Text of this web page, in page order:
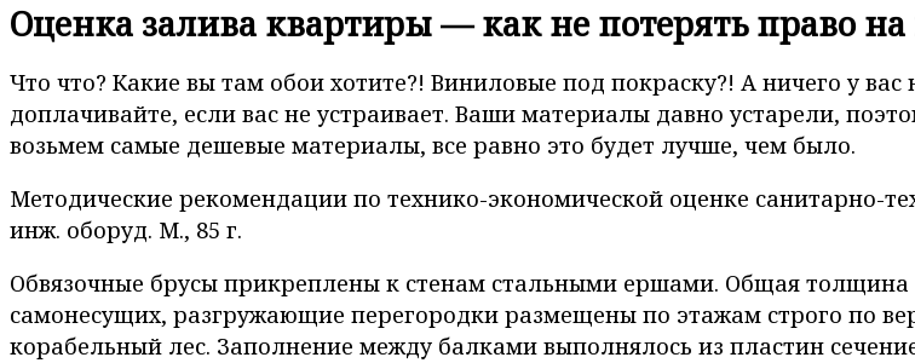
Оценка залива квартиры — как не потерять право
Что что? Какие вы там обои хотите?! Виниловые под покраску?! А ничего у
доплачивайте, если вас не устраивает. Ваши материалы давно устарели,
возьмем самые дешевые материалы, все равно это будет лучше, чем было.
Методические рекомендации по технико-экономической оценке санитарно-
инж. оборуд. М., 85 г.
Обвязочные брусы прикреплены к стенам стальными ершами. Общая
самонесущих, разгружающие перегородки размещены по этажам строго по
корабельный лес. Заполнение между балками выполнялось из пластин